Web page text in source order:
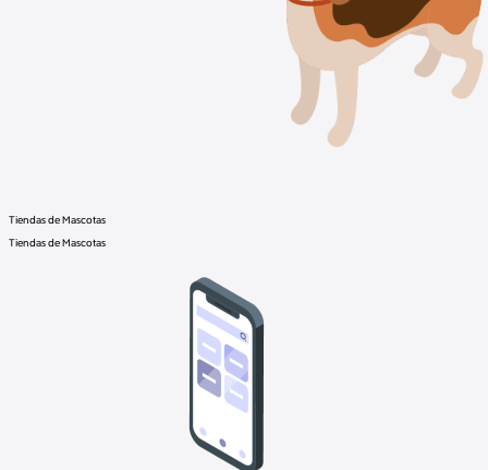
Tiendas de Mascotas
Tiendas de Mascotas